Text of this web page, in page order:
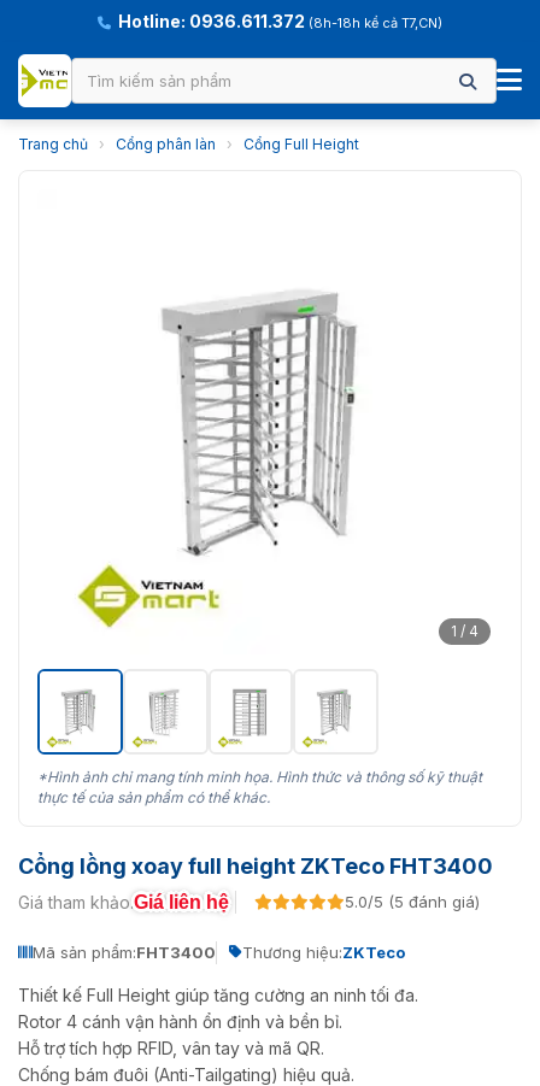
Hotline: 0936.611.372 (8h-18h kể cả T7,CN)
Trang chủ › Cổng phân làn › Cổng Full Height
1 / 4
*Hình ảnh chỉ mang tính minh họa. Hình thức và thông số kỹ thuật
thực tế của sản phẩm có thể khác.
Cổng lồng xoay full height ZKTeco FHT3400
Giá tham khảo:Giá liên hệ 5.0/5 (5 đánh giá)
Mã sản phẩm:FHT3400 Thương hiệu:ZKTeco
Thiết kế Full Height giúp tăng cường an ninh tối đa.
Rotor 4 cánh vận hành ổn định và bền bỉ.
Hỗ trợ tích hợp RFID, vân tay và mã QR.
Chống bám đuôi (Anti-Tailgating) hiệu quả.